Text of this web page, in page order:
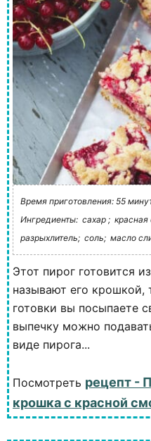
Время приготовления: 55
Ингредиенты: сахар ;
разрыхлитель; соль; масло
Этот пирог готовится
называют его крошкой,
готовки вы посыпаете
выпечку можно
виде пирога...
Посмотреть рецепт -
крошка с красной